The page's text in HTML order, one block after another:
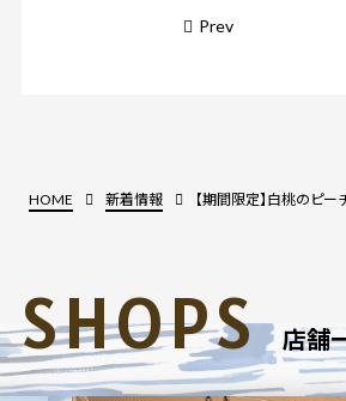
Prev
HOME 新着情報 【期間限定】白桃のピーチメルバパンケーキ登場｜みずみずしい
SHOPS 店舗